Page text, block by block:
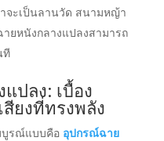
จะเป็นลานวัด สนามหญ้า
ยหนังกลางแปลงสามารถ
ที
ปลง: เบื้อง
ยงที่ทรงพลัง
บูรณ์แบบคือ อุปกรณ์ฉาย